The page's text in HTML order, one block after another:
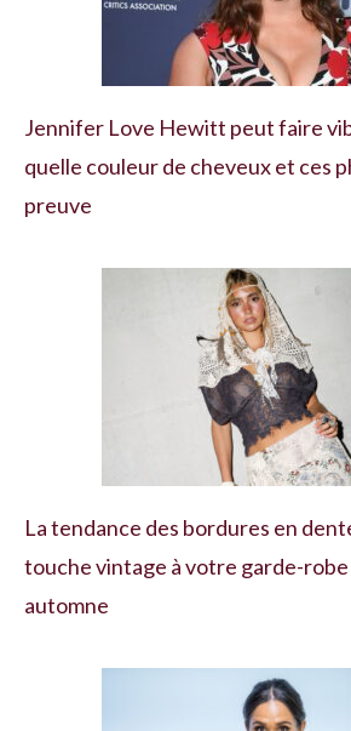
Jennifer Love Hewitt peut faire
quelle couleur de cheveux et ces
preuve
La tendance des bordures en
touche vintage à votre garde-
automne